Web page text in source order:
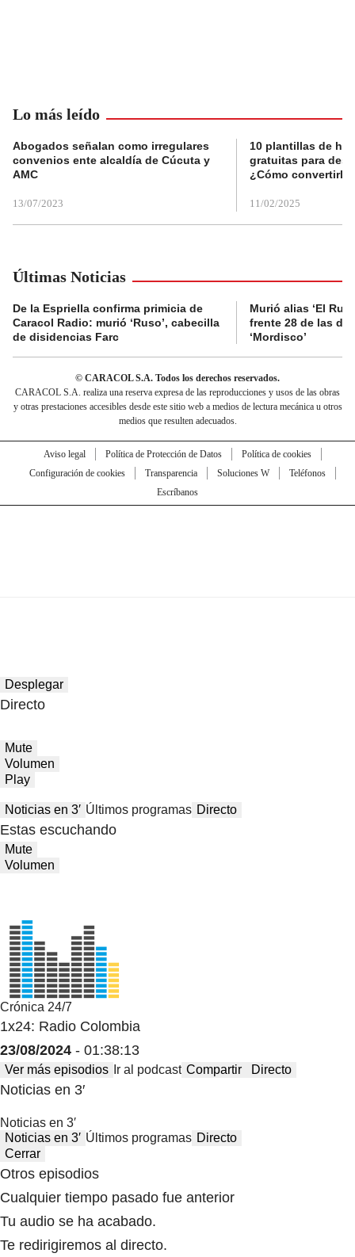
Lo más leído
Abogados señalan como irregulares
convenios ente alcaldía de Cúcuta y
AMC
13/07/2023
10 plantillas de
gratuitas para
¿Cómo convertirla
11/02/2025
Últimas Noticias
De la Espriella confirma primicia de
Caracol Radio: murió ‘Ruso’, cabecilla
de disidencias Farc
Murió alias ‘El
frente 28 de las
‘Mordisco’
© CARACOL S.A. Todos los derechos reservados.
CARACOL S.A. realiza una reserva expresa de las reproducciones y usos de las obras
y otras prestaciones accesibles desde este sitio web a medios de lectura mecánica u otros
medios que resulten adecuados.
Aviso legal Política de Protección de Datos
Política de cookies
Configuración de cookies
Transparencia Soluciones W
Teléfonos
Escríbanos
Desplegar
Directo
Mute
Volumen
Play
Noticias en 3′ Últimos programas Directo
Estas escuchando
Mute
Volumen
Crónica 24/7
1x24: Radio Colombia
23/08/2024 - 01:38:13
Ver más episodios Ir al podcast Compartir Directo
Noticias en 3′
Noticias en 3′
Noticias en 3′ Últimos programas Directo
Cerrar
Otros episodios
Cualquier tiempo pasado fue anterior
Tu audio se ha acabado.
Te redirigiremos al directo.